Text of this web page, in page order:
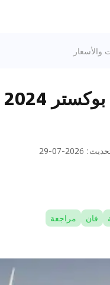
:
2026-07-29
فان مراجعة